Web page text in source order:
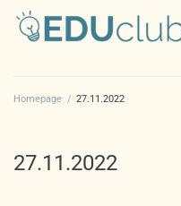
Homepage / 27.11.2022
27.11.2022